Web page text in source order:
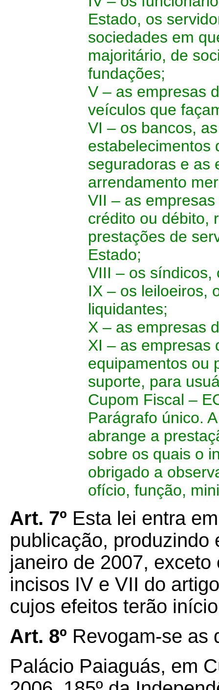
Estado, os
sociedades em
majoritário, de
fundações;
V – as empresas
veículos que
VI – os bancos,
estabelecimentos
seguradoras e as
arrendamento
VII – as
crédito ou débito,
prestações de
Estado;
VIII – os síndicos,
IX – os leiloeiros,
liquidantes;
X – as empresas
XI – as empresas
equipamentos ou
suporte, para
Cupom Fiscal –
Parágrafo único.
abrange a
sobre os quais o
obrigado a
ofício, função,
Art. 7º Esta lei entra
publicação, produzindo
janeiro de 2007,
incisos IV e VII do
cujos efeitos terão
Art. 8º Revogam-se as
Palácio Paiaguás, em